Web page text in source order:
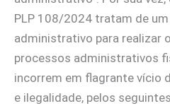
PLP 108/2024 tratam de
administrativo para realizar
processos administrativos
incorrem em flagrante vício
e ilegalidade, pelos